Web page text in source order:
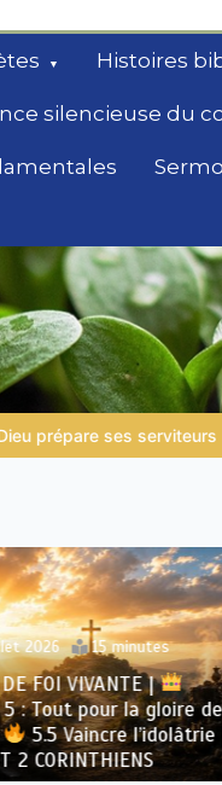
Histoires
silencieuse du
pour s’émerveiller |
2026 15 minutes
FOI VIVANTE |
: Tout pour la gloire de
5.5 Vaincre l’idolâtrie |
CORINTHIENS